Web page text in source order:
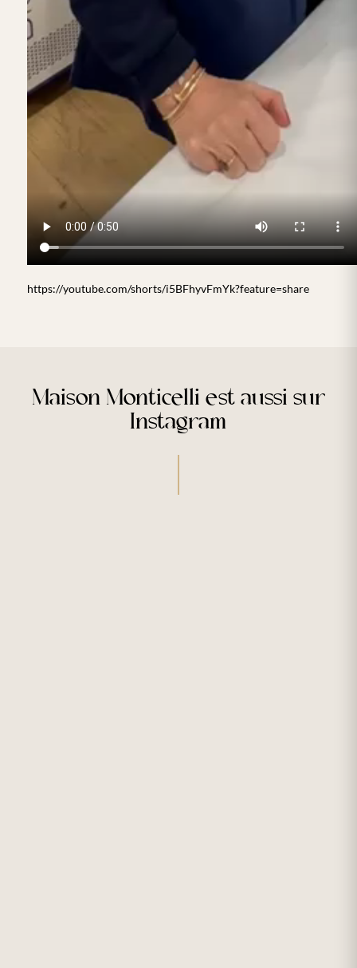
https://youtube.com/shorts/i5BFhyvFmYk?feature=share
Maison Monticelli est aussi sur
Instagram